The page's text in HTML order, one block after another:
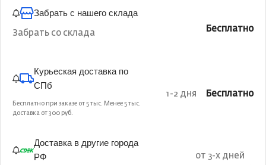
Забрать с нашего склада
Забрать со склада Бесплатно
Курьеская доставка по
СПб
Бесплатно при заказе от 5 тыс. Менее 5 тыс.
доставка от 300 руб.
1-2 дня Бесплатно
Доставка в другие города
РФ
от 3-х дней